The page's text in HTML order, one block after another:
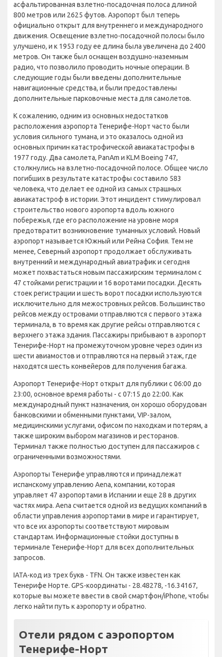
асфальтированная взлетно-посадочная полоса длиной
800 метров или 2625 футов. Аэропорт был теперь
официально открыт для внутреннего и международного
движения. Освещение взлетно-посадочной полосы было
улучшено, и к 1953 году ее длина была увеличена до 2400
метров. Он также был оснащен воздушно-наземным
радио, что позволило проводить ночные операции. В
следующие годы были введены дополнительные
навигационные средства, и были предоставлены
дополнительные парковочные места для самолетов.
К сожалению, одним из основных недостатков
расположения аэропорта Тенерифе-Норт часто были
условия сильного тумана, и это оказалось одной из
основных причин катастрофической авиакатастрофы в
1977 году. Два самолета, PanAm и KLM Boeing 747,
столкнулись на взлетно-посадочной полосе. Общее число
погибших в результате катастрофы составило 583
человека, что делает ее одной из самых страшных
авиакатастроф в истории. Этот инцидент стимулировал
строительство нового аэропорта вдоль южного
побережья, где его расположение на уровне моря
предотвратит возникновение туманных условий. Новый
аэропорт называется Южный или Рейна София. Тем не
менее, Северный аэропорт продолжает обслуживать
внутренний и международный авиатрафик и сегодня
может похвастаться новым пассажирским терминалом с
47 стойками регистрации и 16 воротами посадки. Десять
стоек регистрации и шесть ворот посадки используются
исключительно для межостровных рейсов. Большинство
рейсов между островами отправляются с первого этажа
терминала, в то время как другие рейсы отправляются с
верхнего этажа здания. Пассажиры прибывают в аэропорт
Тенерифе-Норт на промежуточном уровне через один из
шести авиамостов и отправляются на первый этаж, где
находятся шесть конвейеров для получения багажа.
Аэропорт Тенерифе-Норт открыт для публики с 06:00 до
23:00, основное время работы - с 07:15 до 22:00. Как
международный пункт назначения, он хорошо оборудован
банковскими и обменными пунктами, VIP-залом,
медицинскими услугами, офисом по находкам и потерям, а
также широким выбором магазинов и ресторанов.
Терминал также полностью доступен для пассажиров с
ограниченными возможностями.
Аэропорты Тенерифе управляются и принадлежат
испанскому управлению Aena, компании, которая
управляет 47 аэропортами в Испании и еще 28 в других
частях мира. Aena считается одной из ведущих компаний в
области управления аэропортами в мире и гарантирует,
что все их аэропорты соответствуют мировым
стандартам. Информационные стойки доступны в
терминале Тенерифе-Норт для всех дополнительных
запросов.
IATA-код из трех букв - TFN. Он также известен как
Тенерифе Норте. GPS-координаты - 28.48278, -16.34167,
которые вы можете ввести в свой смартфон/iPhone, чтобы
легко найти путь к аэропорту и обратно.
Отели рядом с аэропортом
Тенерифе-Норт